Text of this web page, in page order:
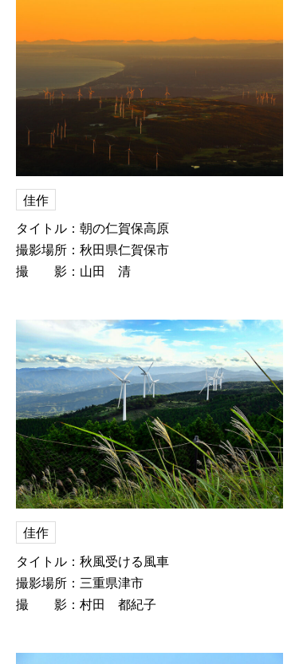
佳作
タイトル：朝の仁賀保高原
撮影場所：秋田県仁賀保市
撮 影：山田 清
佳作
タイトル：秋風受ける風車
撮影場所：三重県津市
撮 影：村田 都紀子